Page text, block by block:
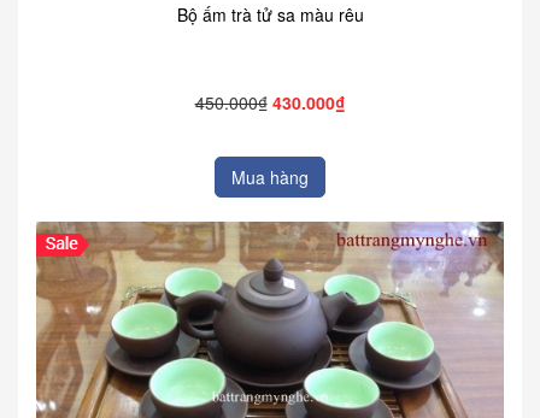
Bộ ấm trà tử sa màu rêu
450.000₫ 430.000₫
Mua hàng